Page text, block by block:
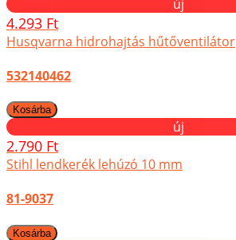
új
4.293 Ft
Husqvarna hidrohajtás hűtőventilátor
532140462
új
2.790 Ft
Stihl lendkerék lehúzó 10 mm
81-9037